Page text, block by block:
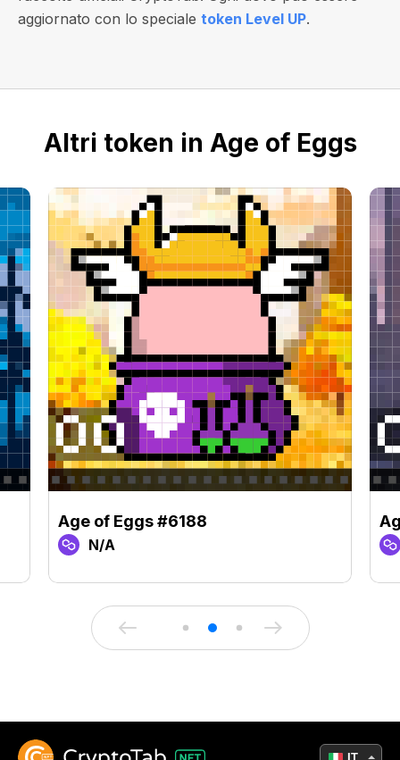
aggiornato con lo speciale token Level UP.
Altri token in Age of Eggs
Age of Eggs #6188
N/A